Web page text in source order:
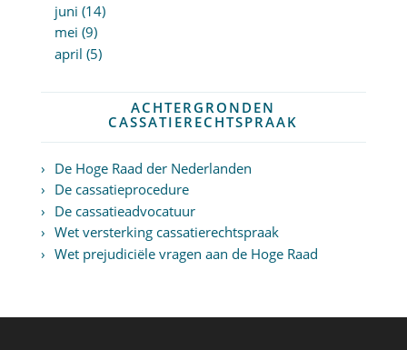
juni (14)
mei (9)
april (5)
ACHTERGRONDEN
CASSATIERECHTSPRAAK
De Hoge Raad der Nederlanden
De cassatieprocedure
De cassatieadvocatuur
Wet versterking cassatierechtspraak
Wet prejudiciële vragen aan de Hoge Raad